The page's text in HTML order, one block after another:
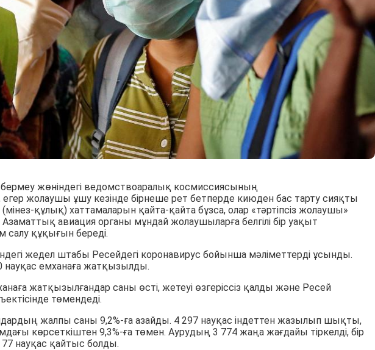
жөніндегі ведомствоаралық космиссиясының
егер жолаушы ұшу кезінде бірнеше рет бетперде киюден бас тарту сияқты
(мінез-құлық) хаттамаларын қайта-қайта бұзса, олар «тәртіпсіз жолаушы»
авиация органы мұндай жолаушыларға белгілі бір уақыт
құқығын береді.
жедел штабы Ресейдегі коронавирус бойынша мәліметтерді ұсынды.
науқас емханаға жатқызылды.
жатқызылғандар саны өсті, жетеуі өзгеріссіз қалды және Ресей
төмендеді.
жалпы саны 9,2%-ға азайды. 4 297 науқас індеттен жазылып шықты,
көрсеткіштен 9,3%-ға төмен. Аурудың 3 774 жаңа жағдайы тіркелді, бір
77 науқас қайтыс болды.